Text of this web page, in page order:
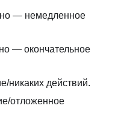
— немедленное
— окончательное
никаких действий.
отложенное